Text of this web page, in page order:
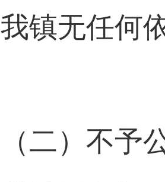
我镇无任何
（二）不予